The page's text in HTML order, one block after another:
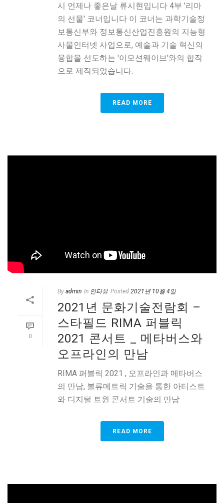
시 언제나 좋은날 류시현입니다 4부 '리마
의 선물' 코너입니다 이 코너는 과학기술정
보통신부와 정보통신산업진흥원의 지능형
사물인터넷 사업으로, 예술과 기술 혁신의
융합을 선도하는 '이모션웨이브'와의 합작
으로 제작되었습니다.
READ MORE
0
By admin In 인터뷰 Posted 2021년 10월 4일
2021년 문화기술전람회 –
스타필드 RIMA 퍼블릭
2021 콘서트 _ 메타버스와
오프라인의 만남
RIMA 퍼블릭 2021 , 오프라인과 메타버스
의 만남, 볼류메트릭 기술을 통한 아티스트
와 디지털 트윈 콘서트 기술의 만남
READ MORE